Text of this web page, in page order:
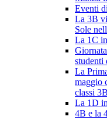
Eventi
La 3B
Sole
La 1C
studenti
La
maggio
classi
La 1D
4B e la